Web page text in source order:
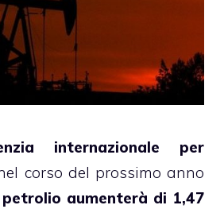
internazionale per
corso del prossimo anno
aumenterà di 1,47